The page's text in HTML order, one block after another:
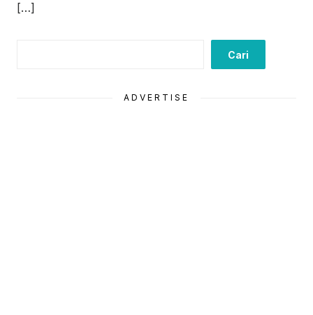
[…]
Cari
ADVERTISE